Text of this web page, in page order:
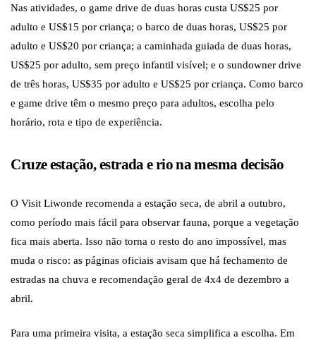
Nas atividades, o game drive de duas horas custa US$25 por
adulto e US$15 por criança; o barco de duas horas, US$25 por
adulto e US$20 por criança; a caminhada guiada de duas horas,
US$25 por adulto, sem preço infantil visível; e o sundowner drive
de três horas, US$35 por adulto e US$25 por criança. Como barco
e game drive têm o mesmo preço para adultos, escolha pelo
horário, rota e tipo de experiência.
Cruze estação, estrada e rio na mesma decisão
O Visit Liwonde recomenda a estação seca, de abril a outubro,
como período mais fácil para observar fauna, porque a vegetação
fica mais aberta. Isso não torna o resto do ano impossível, mas
muda o risco: as páginas oficiais avisam que há fechamento de
estradas na chuva e recomendação geral de 4x4 de dezembro a
abril.
Para uma primeira visita, a estação seca simplifica a escolha. Em